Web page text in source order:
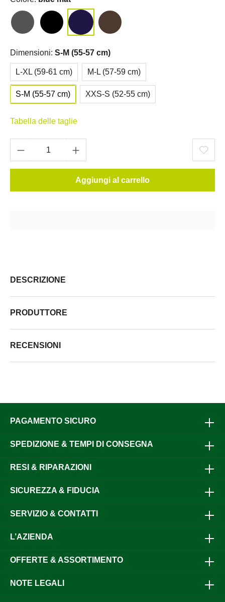
Dimensioni: S-M (55-57 cm)
L-XL (59-61 cm) M-L (57-59 cm)
S-M (55-57 cm) XXS-S (52-55 cm)
Tabella delle taglie
Aggiungi al carrello
DESCRIZIONE
PRODUTTORE
RECENSIONI
PAGAMENTO SICURO
SPEDIZIONE & TEMPI DI CONSEGNA
RESI & RIPARAZIONI
SICUREZZA & FIDUCIA
SERVIZIO & CONTATTI
L’AZIENDA
OFFERTE & ASSORTIMENTO
NOTE LEGALI